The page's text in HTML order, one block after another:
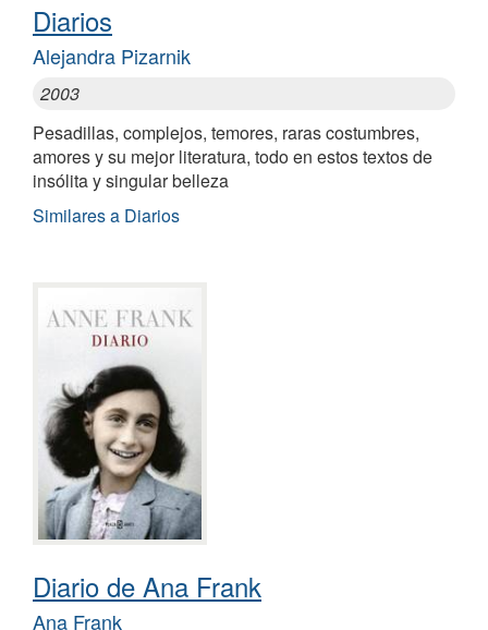
Diarios
Alejandra Pizarnik
2003
Pesadillas, complejos, temores, raras costumbres,
amores y su mejor literatura, todo en estos textos de
insólita y singular belleza
Similares a Diarios
Diario de Ana Frank
Ana Frank